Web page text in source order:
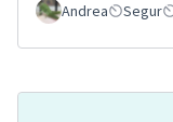
Andrea Segur